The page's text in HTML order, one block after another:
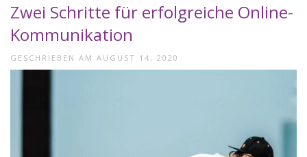
Zwei Schritte für erfolgreiche Online-
Kommunikation
GESCHRIEBEN AM AUGUST 14, 2020 .